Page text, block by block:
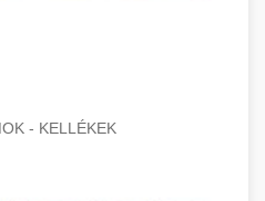
- KELLÉKEK